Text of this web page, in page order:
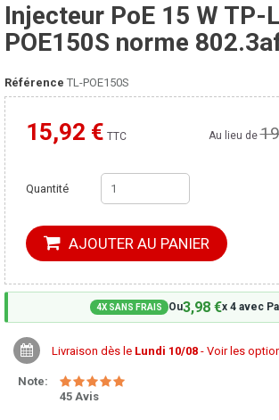
Injecteur PoE 15 W TP-
POE150S norme
Référence TL-POE150S
15,92 € TTC
Moins cher ailleurs ? Au lieu de
Quantité
AJOUTER AU PANIER
4X SANS FRAIS Ou3,98 €x 4 avec
Livraison dès le Lundi 10/08 - Voir les
Note:
45 Avis